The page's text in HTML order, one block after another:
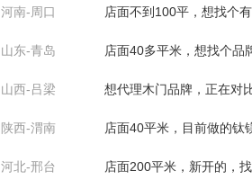
间。
山东-青岛 店面40多平米，想找个品
山西-吕梁 想代理木门品牌，正在对
陕西-渭南 店面40平米，目前做的钛
机号是微信号
河北-邢台 店面200平米，新开的，
河北-邢台 店面108平米，想找烤漆